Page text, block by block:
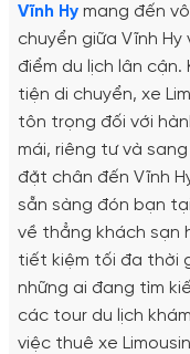
Vĩnh Hy mang đến
chuyển giữa Vĩnh
điểm du lịch lân
tiện di chuyển, xe
tôn trọng đối với
mái, riêng tư và
đặt chân đến Vĩnh
sẵn sàng đón bạn
về thẳng khách sạn
tiết kiệm tối đa thời
những ai đang tìm
các tour du lịch
việc thuê xe